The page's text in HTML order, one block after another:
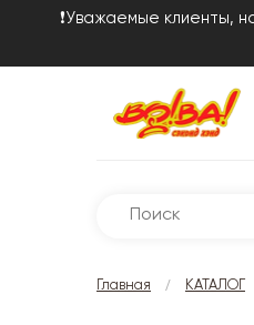
❗Уважаемые клиенты,
Главная / КАТАЛОГ